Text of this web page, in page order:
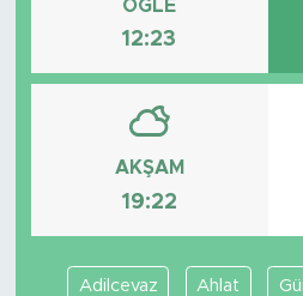
ÖĞLE
12:23
AKŞAM
19:22
Adilcevaz Ahlat